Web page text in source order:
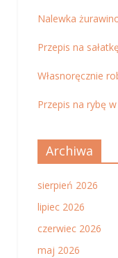
Nalewka
Przepis na
Własnoręcznie
Przepis na rybę
Archiwa
sierpień 2026
lipiec 2026
czerwiec 2026
maj 2026